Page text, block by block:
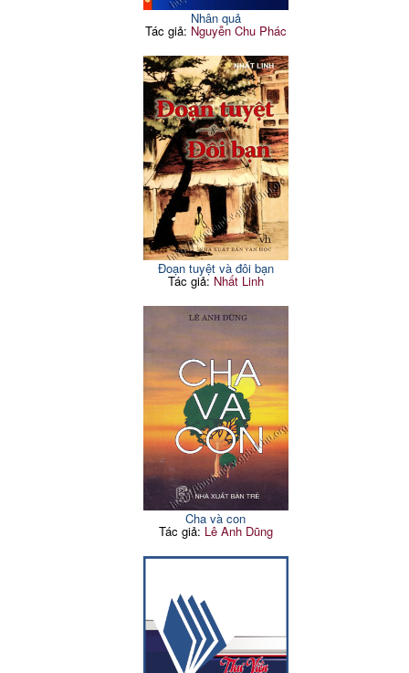
Nhân quả
Tác giả: Nguyễn Chu Phác
Đoạn tuyệt và đôi bạn
Tác giả: Nhất Linh
Cha và con
Tác giả: Lê Anh Dũng